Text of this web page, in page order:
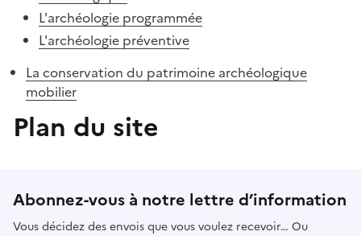
Plan du site
L'archéologie programmée
L'archéologie préventive
La conservation du patrimoine archéologique
mobilier
Abonnez-vous à notre lettre d’information
Vous décidez des envois que vous voulez recevoir… Ou